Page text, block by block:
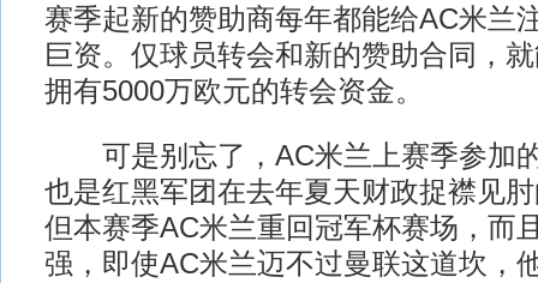
赛季起新的赞助商每年都能给AC米兰
巨资。仅球员转会和新的赞助合同，
拥有5000万欧元的转会资金。
可是别忘了，AC米兰上赛季参加
也是红黑军团在去年夏天财政捉襟见
但本赛季AC米兰重回冠军杯赛场，而
强，即使AC米兰迈不过曼联这道坎，